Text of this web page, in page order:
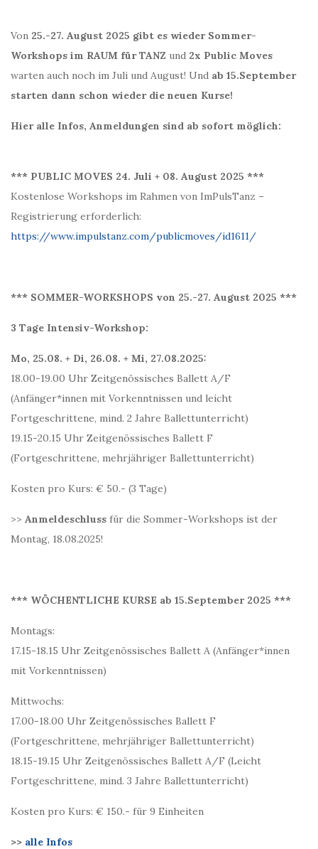
Von 25.-27. August 2025 gibt es wieder Sommer-
Workshops im RAUM für TANZ und 2x Public Moves
warten auch noch im Juli und August! Und ab 15.September
starten dann schon wieder die neuen Kurse!
Hier alle Infos, Anmeldungen sind ab sofort möglich:
*** PUBLIC MOVES 24. Juli + 08. August 2025 ***
Kostenlose Workshops im Rahmen von ImPulsTanz –
Registrierung erforderlich:
https://www.impulstanz.com/publicmoves/id1611/
*** SOMMER-WORKSHOPS von 25.-27. August 2025 ***
3 Tage Intensiv-Workshop:
Mo, 25.08. + Di, 26.08. + Mi, 27.08.2025:
18.00-19.00 Uhr Zeitgenössisches Ballett A/F
(Anfänger*innen mit Vorkenntnissen und leicht
Fortgeschrittene, mind. 2 Jahre Ballettunterricht)
19.15-20.15 Uhr Zeitgenössisches Ballett F
(Fortgeschrittene, mehrjähriger Ballettunterricht)
Kosten pro Kurs: € 50.- (3 Tage)
>> Anmeldeschluss für die Sommer-Workshops ist der
Montag, 18.08.2025!
*** WÖCHENTLICHE KURSE ab 15.September 2025 ***
Montags:
17.15-18.15 Uhr Zeitgenössisches Ballett A (Anfänger*innen
mit Vorkenntnissen)
Mittwochs:
17.00-18.00 Uhr Zeitgenössisches Ballett F
(Fortgeschrittene, mehrjähriger Ballettunterricht)
18.15-19.15 Uhr Zeitgenössisches Ballett A/F (Leicht
Fortgeschrittene, mind. 3 Jahre Ballettunterricht)
Kosten pro Kurs: € 150.- für 9 Einheiten
>> alle Infos